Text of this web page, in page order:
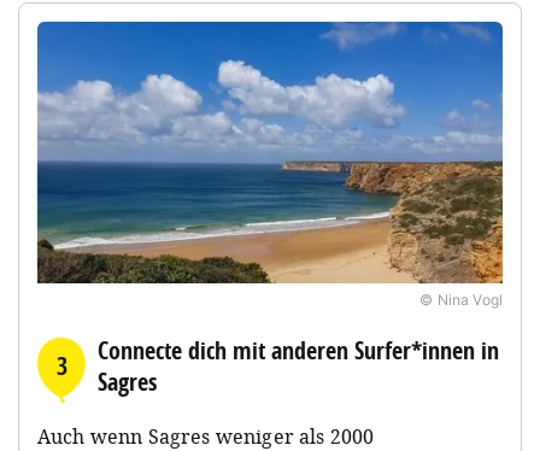
© Nina Vogl
3
Connecte dich mit anderen Surfer*innen in
Sagres
Auch wenn Sagres weniger als 2000